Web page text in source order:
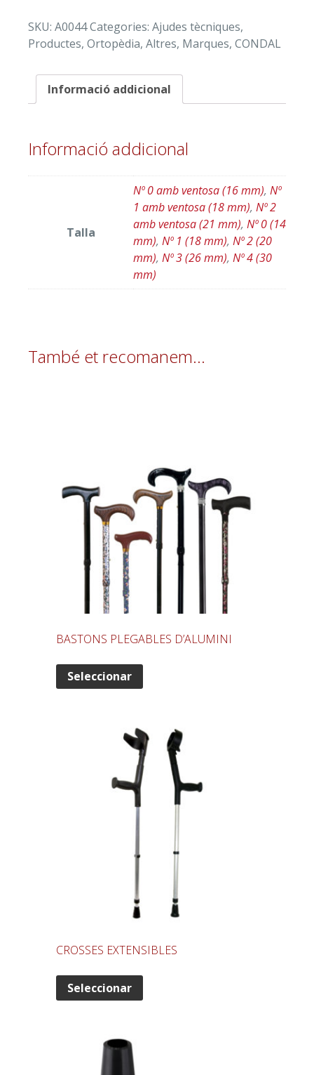
"CONDAL"
SKU: A0044Categories: Ajudes tècniques,
Productes, Ortopèdia, Altres, Marques, CONDAL
Informació addicional
Informació addicional
Talla
Nº 0 amb ventosa (16 mm), Nº
1 amb ventosa (18 mm), Nº 2
amb ventosa (21 mm), Nº 0 (14
mm), Nº 1 (18 mm), Nº 2 (20
mm), Nº 3 (26 mm), Nº 4 (30
mm)
També et recomanem…
BASTONS PLEGABLES D’ALUMINI
Seleccionar
CROSSES EXTENSIBLES
Seleccionar